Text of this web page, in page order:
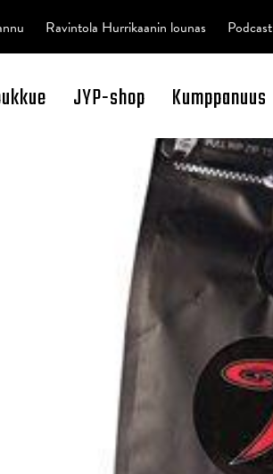
JYP-shop Kumppanuus
Ravintola Hurrikaanin lounas Podcast